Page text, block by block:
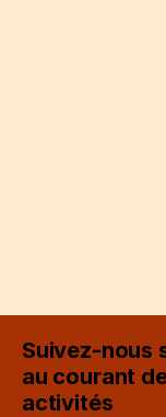
Suivez-nous
au courant
activités